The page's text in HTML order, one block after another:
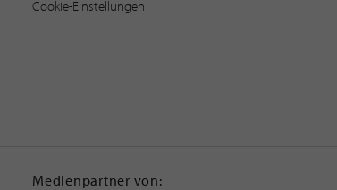
Cookie-Einstellungen
Medienpartner von: